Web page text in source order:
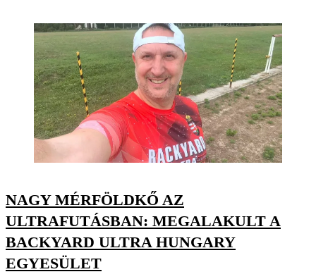
NAGY MÉRFÖLDKŐ AZ
ULTRAFUTÁSBAN: MEGALAKULT A
BACKYARD ULTRA HUNGARY
EGYESÜLET